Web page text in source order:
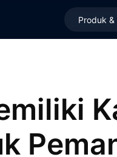
Produk &